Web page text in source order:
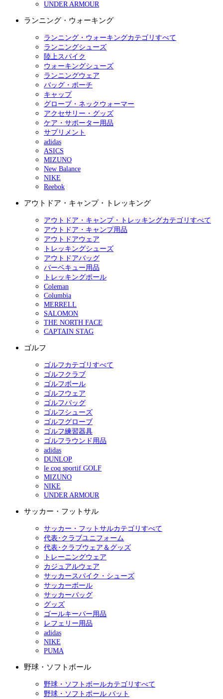
UNDER ARMOUR
ランニング・ウォーキング
ランニング・ウォーキングカテゴリすべて
ランニングシューズ
陸上スパイク
ウォーキングシューズ
ランニングウェア
バッグ・ポーチ
キャップ
グローブ・ネックウォーマー
アクセサリー・グッズ
ケア・サポーター用品
サプリメント
adidas
ASICS
MIZUNO
New Balance
NIKE
Reebok
アウトドア・キャンプ・トレッキング
アウトドア・キャンプ・トレッキングカテゴリすべて
アウトドア・キャンプ用品
アウトドアウェア
トレッキングシューズ
アウトドアバッグ
バーベキュー用品
トレッキングポール
Coleman
Columbia
MERRELL
SALOMON
THE NORTH FACE
CAPTAIN STAG
ゴルフ
ゴルフカテゴリすべて
ゴルフクラブ
ゴルフボール
ゴルフウェア
ゴルフバッグ
ゴルフシューズ
ゴルフグローブ
ゴルフ練習器具
ゴルフラウンド用品
adidas
DUNLOP
le coq sportif GOLF
MIZUNO
NIKE
UNDER ARMOUR
サッカー・フットサル
サッカー・フットサルカテゴリすべて
代表･クラブユニフォーム
代表･クラブウェア＆グッズ
トレーニングウェア
カジュアルウェア
サッカースパイク・シューズ
サッカーボール
サッカーバッグ
グッズ
ゴールキーパー用品
レフェリー用品
adidas
NIKE
PUMA
野球・ソフトボール
野球・ソフトボールカテゴリすべて
野球・ソフトボール バット